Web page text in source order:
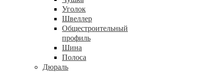
Уголок
Швеллер
Общестроительный
профиль
Шина
Полоса
Дюраль